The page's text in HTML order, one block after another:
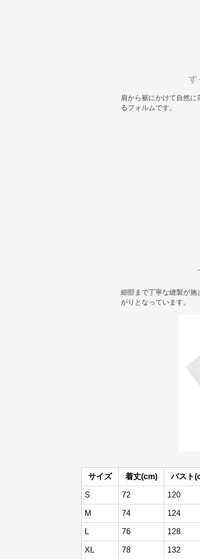
す
肩から裾にかけて自然
るフォルムです。
細部まで丁寧な縫製が施
がりとなっています。
サイズ 着丈(cm) バスト
S 72 120
M 74 124
L 76 128
XL 78 132